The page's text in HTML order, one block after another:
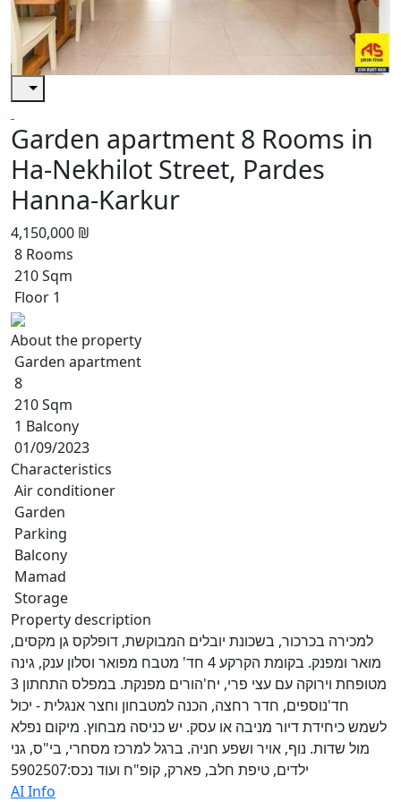
Garden apartment 8 Rooms in
Ha-Nekhilot Street, Pardes
Hanna-Karkur
4,150,000 ₪
8 Rooms
210 Sqm
Floor 1
About the property
Garden apartment
8
210 Sqm
1 Balcony
01/09/2023
Characteristics
Air conditioner
Garden
Parking
Balcony
Mamad
Storage
Property description
למכירה בכרכור, בשכונת יובלים המבוקשת, דופלקס גן מקסים,
מואר ומפנק. בקומת הקרקע 4 חד' מטבח מפואר וסלון ענק, גינה
מטופחת וירוקה עם עצי פרי, יח'הורים מפנקת. במפלס התחתון 3
חד'נוספים, חדר רחצה, הכנה למטבחון וחצר אנגלית - יכול
לשמש כיחידת דיור מניבה או עסק. יש כניסה מבחוץ. מיקום נפלא
מול שדות. נוף, אויר ושפע חניה. ברגל למרכז מסחרי, בי"ס, גני
ילדים, טיפת חלב, פארק, קופ"ח ועוד נכס:5902507
AI Info